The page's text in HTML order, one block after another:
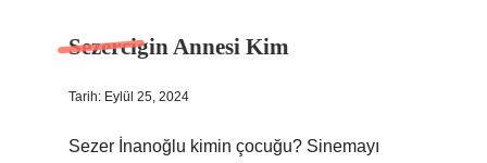
Sezercigin Annesi Kim
Tarih: Eylül 25, 2024
Sezer İnanoğlu kimin çocuğu? Sinemayı